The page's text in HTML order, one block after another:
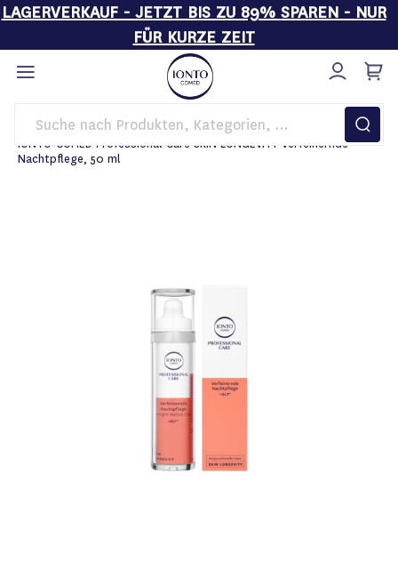
LAGERVERKAUF - JETZT BIS ZU 89% SPAREN - NUR
FÜR KURZE ZEIT
Direkt
zum
Inhalt
Startseite
Pflege
IONTO-COMED Professional Care SKIN LONGEVITY Verfeinernde
Nachtpflege, 50 ml